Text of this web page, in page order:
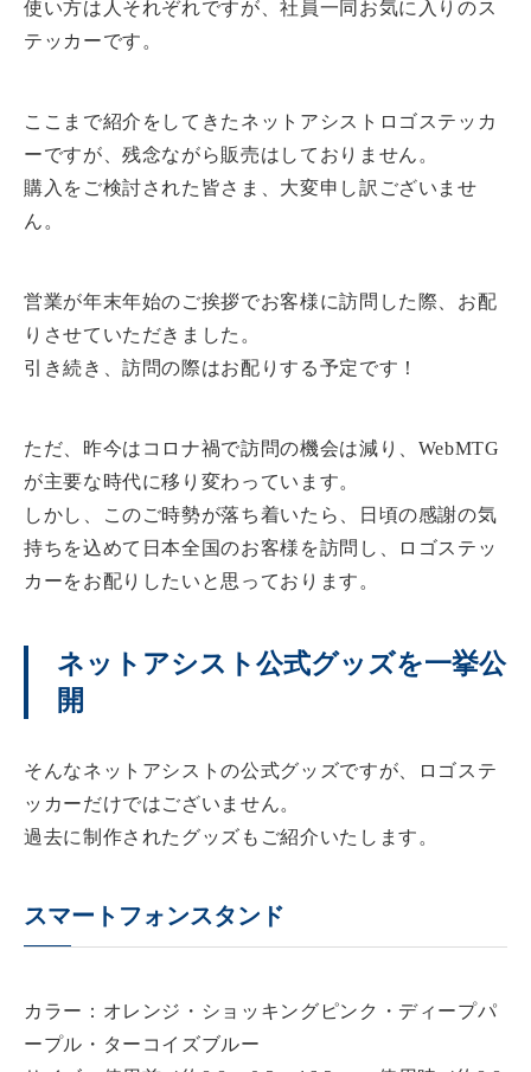
使い方は人それぞれですが、社員一同お気に入りのス
テッカーです。
ここまで紹介をしてきたネットアシストロゴステッカ
ーですが、残念ながら販売はしておりません。
購入をご検討された皆さま、大変申し訳ございませ
ん。
営業が年末年始のご挨拶でお客様に訪問した際、お配
りさせていただきました。
引き続き、訪問の際はお配りする予定です！
ただ、昨今はコロナ禍で訪問の機会は減り、WebMTG
が主要な時代に移り変わっています。
しかし、このご時勢が落ち着いたら、日頃の感謝の気
持ちを込めて日本全国のお客様を訪問し、ロゴステッ
カーをお配りしたいと思っております。
ネットアシスト公式グッズを一挙公
開
そんなネットアシストの公式グッズですが、ロゴステ
ッカーだけではございません。
過去に制作されたグッズもご紹介いたします。
スマートフォンスタンド
カラー：オレンジ・ショッキングピンク・ディープパ
ープル・ターコイズブルー